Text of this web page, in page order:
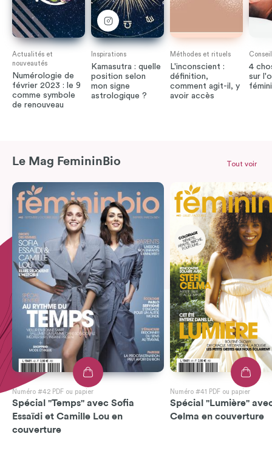
Actualités et
nouveautés
Numérologie de
février 2023 : le 9
comme symbole
de renouveau
Inspirations
Kamasutra : quelle
position selon
mon signe
astrologique ?
Méthodes et rituels
L'inconscient :
définition,
comment agit-il, y
avoir accès
4
sur
Le Mag FemininBio
Numéro #42 PDF ou papier
Spécial "Temps" avec Sofia
Essaïdi et Camille Lou en
couverture
Numéro #41 PDF ou papier
Spécial "Lumière"
Celma en couverture
Tout voir